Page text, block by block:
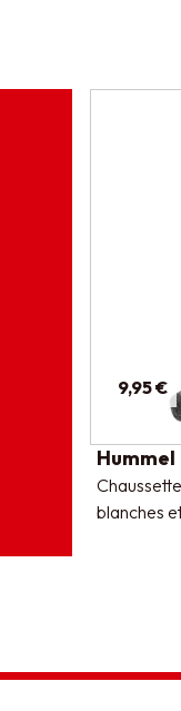
9,95 €
Hummel
blanches